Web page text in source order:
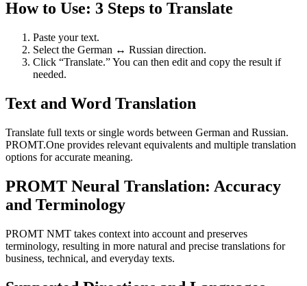
How to Use: 3 Steps to Translate
Paste your text.
Select the German ↔ Russian direction.
Click “Translate.” You can then edit and copy the result if
needed.
Text and Word Translation
Translate full texts or single words between German and Russian.
PROMT.One provides relevant equivalents and multiple translation
options for accurate meaning.
PROMT Neural Translation: Accuracy
and Terminology
PROMT NMT takes context into account and preserves
terminology, resulting in more natural and precise translations for
business, technical, and everyday texts.